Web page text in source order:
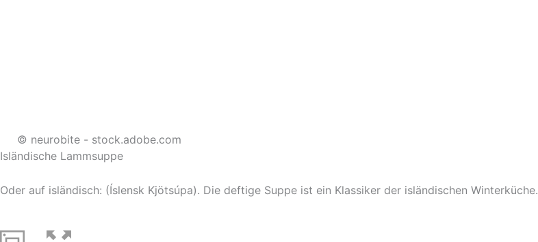
© neurobite - stock.adobe.com
Isländische Lammsuppe
Oder auf isländisch: (Íslensk Kjötsúpa). Die deftige Suppe ist ein Klassiker der isländischen Winterküche.